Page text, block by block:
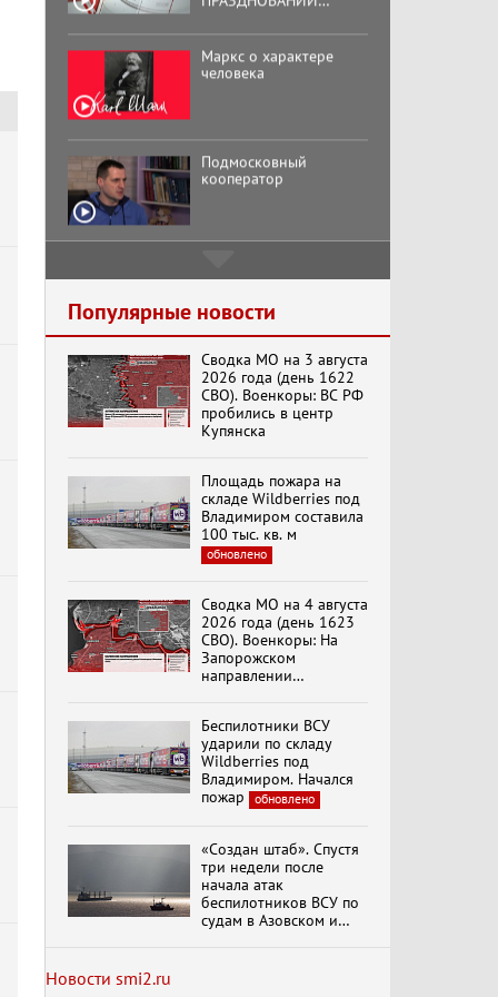
ВОСЕМЬДЕСЯТ
ТРЕТЬЕЙ ГОДОВЩИНЫ
ОСВОБОЖДЕНИЯ ОРЛА
ОТ НЕМЕЦКО-
ФАШИСТСКИХ
Маркс о характере
человека
Подмосковный
кооператор
«Додоговаривались...»
Бренды Советской
эпохи "Гжель"
Специальный репортаж
«Изменимся или
вымрем»
РОССИИ! Обращение
Г.А. Зюганова,
Председателя ЦК
КПРФ Руководителя
фракции КПРФ в
Государственной Думе
Документальный
террор"
Бить смелее!
В.Баранец, В.Дандыкин,
(06.08.2026)
Темы дня (06.08.2026)
ДЕЛЕГАЦИЯ ЦК КПРФ
ПРИНЯЛА УЧАСТИЕ В
Популярные новости
Сводка МО на 3 августа
2026 года (день 1622
СВО). Военкоры: ВС РФ
пробились в центр
Купянска
Площадь пожара на
складе Wildberries под
Владимиром составила
100 тыс. кв. м
обновлено
Сводка МО на 4 августа
2026 года (день 1623
СВО). Военкоры: На
Запорожском
направлении
Степногорска
Беспилотники ВСУ
ударили по складу
Wildberries под
Владимиром. Начался
пожар
обновлено
«Создан штаб». Спустя
три недели после
начала атак
беспилотников ВСУ по
судам в Азовском и
Новости smi2.ru